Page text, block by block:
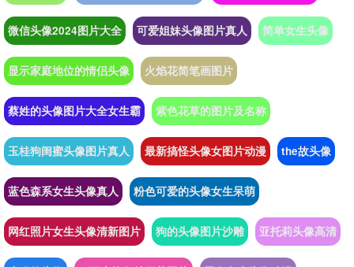
微信头像2024图片大全 可爱姐妹头像图片真人 简单女生头像
显示家庭地位的情侣头像 火焰花简笔画图片
蔡姓的头像图片大全女生霸 紫色花草的图片及名称
玉桂狗闺蜜头像图片真人 最新搞怪头像女图片动漫 the故头像
蓝色森系女生头像真人 粉色可爱的头像女生呆萌
网红照片女生头像清新图片 狗的头像图片沙雕 亚托莉头像高清